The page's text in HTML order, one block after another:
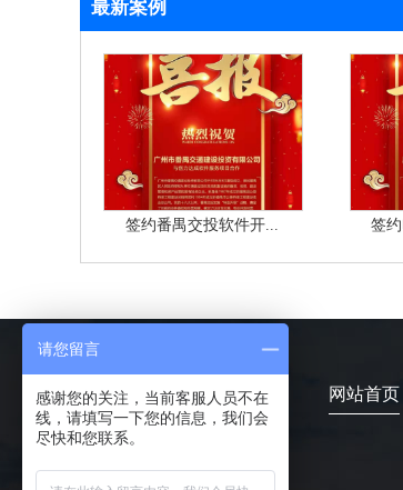
最新案例
签约番禺交投软件开... 签
网站首页
请您留言
感谢您的关注，当前客服人员不在
线，请填写一下您的信息，我们会
尽快和您联系。